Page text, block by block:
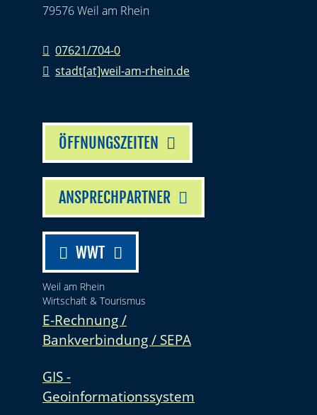
79576 Weil am Rhein
07621/704-0
stadt[at]weil-am-rhein.de
ÖFFNUNGSZEITEN
ANSPRECHPARTNER
WWT
Weil am Rhein
Wirtschaft & Tourismus
E-Rechnung /
Bankverbindung / SEPA
GIS -
Geoinformationssystem